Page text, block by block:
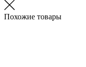
Похожие товары